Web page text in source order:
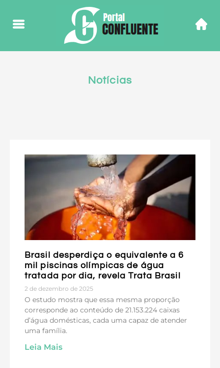
Notícias
Brasil desperdiça o equivalente a 6
mil piscinas olímpicas de água
tratada por dia, revela Trata Brasil
2 de dezembro de 2025
O estudo mostra que essa mesma proporção
corresponde ao conteúdo de 21.153.224 caixas
d’água domésticas, cada uma capaz de atender
uma família.
Leia Mais